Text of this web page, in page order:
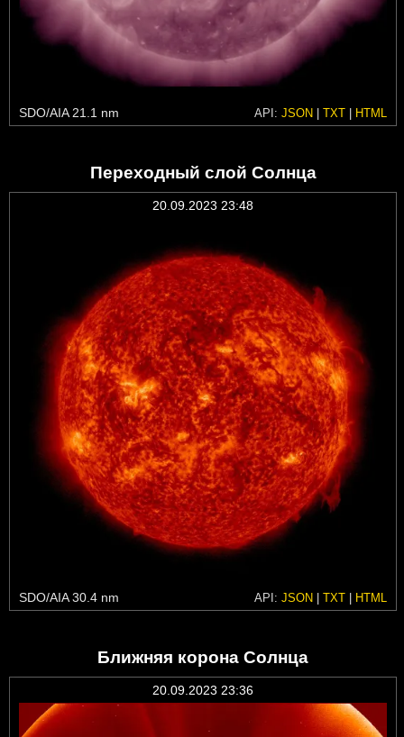
SDO/AIA 21.1 nm API: JSON | TXT | HTML
Переходный слой Солнца
20.09.2023 23:48
SDO/AIA 30.4 nm API: JSON | TXT | HTML
Ближняя корона Солнца
20.09.2023 23:36